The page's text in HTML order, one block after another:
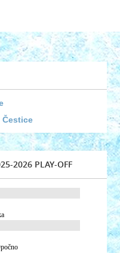
Čestice
2026 PLAY-OFF